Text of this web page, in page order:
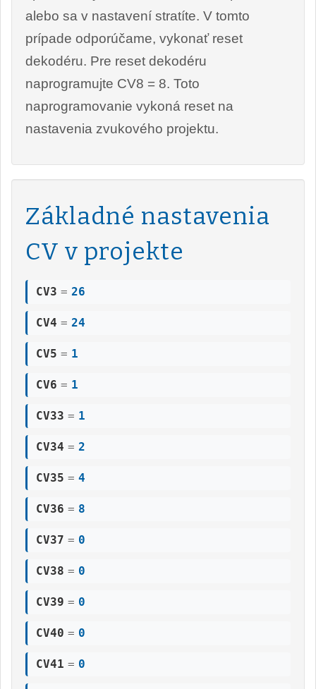
alebo sa v nastavení stratíte. V tomto
prípade odporúčame, vykonať reset
dekodéru. Pre reset dekodéru
naprogramujte CV8 = 8. Toto
naprogramovanie vykoná reset na
nastavenia zvukového projektu.
Základné nastavenia
CV v projekte
CV3 = 26
CV4 = 24
CV5 = 1
CV6 = 1
CV33 = 1
CV34 = 2
CV35 = 4
CV36 = 8
CV37 = 0
CV38 = 0
CV39 = 0
CV40 = 0
CV41 = 0